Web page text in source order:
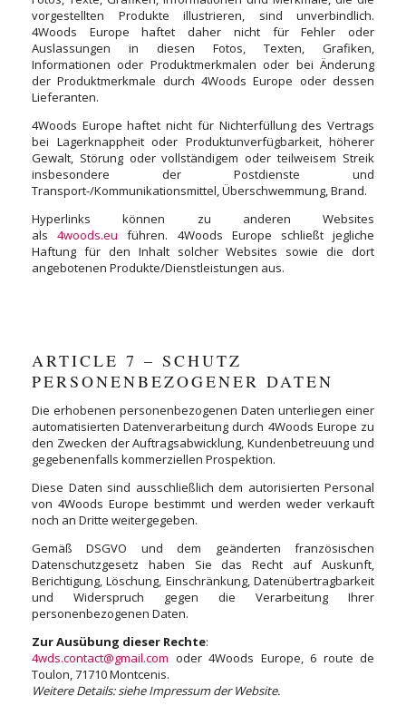
vorgestellten Produkte illustrieren, sind unverbindlich.
4Woods Europe haftet daher nicht für Fehler oder
Auslassungen in diesen Fotos, Texten, Grafiken,
Informationen oder Produktmerkmalen oder bei Änderung
der Produktmerkmale durch 4Woods Europe oder dessen
Lieferanten.
4Woods Europe haftet nicht für Nichterfüllung des Vertrags
bei Lagerknappheit oder Produktunverfügbarkeit, höherer
Gewalt, Störung oder vollständigem oder teilweisem Streik
insbesondere der Postdienste und
Transport-/Kommunikationsmittel, Überschwemmung, Brand.
Hyperlinks können zu anderen Websites
als4woods.eu führen. 4Woods Europe schließt jegliche
Haftung für den Inhalt solcher Websites sowie die dort
angebotenen Produkte/Dienstleistungen aus.
ARTICLE 7 – SCHUTZ
PERSONENBEZOGENER DATEN
Die erhobenen personenbezogenen Daten unterliegen einer
automatisierten Datenverarbeitung durch 4Woods Europe zu
den Zwecken der Auftragsabwicklung, Kundenbetreuung und
gegebenenfalls kommerziellen Prospektion.
Diese Daten sind ausschließlich dem autorisierten Personal
von 4Woods Europe bestimmt und werden weder verkauft
noch an Dritte weitergegeben.
Gemäß DSGVO und dem geänderten französischen
Datenschutzgesetz haben Sie das Recht auf Auskunft,
Berichtigung, Löschung, Einschränkung, Datenübertragbarkeit
und Widerspruch gegen die Verarbeitung Ihrer
personenbezogenen Daten.
Zur Ausübung dieser Rechte:
4wds.contact@gmail.com oder 4Woods Europe, 6 route de
Toulon, 71710 Montcenis.
Weitere Details: siehe Impressum der Website.